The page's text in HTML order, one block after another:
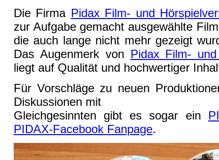
Die Firma Pidax Film- und
zur Aufgabe gemacht ausgewählte
die auch lange nicht mehr gezeigt
Das Augenmerk von Pidax Film-
liegt auf Qualität und hochwertiger
Für Vorschläge zu neuen
Diskussionen mit
Gleichgesinnten gibt es sogar ein
PIDAX-Facebook Fanpage.